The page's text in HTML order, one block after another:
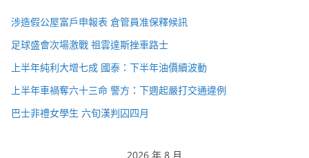
涉造假公屋富戶申報表 倉管員准保釋候訊
足球盛會次場激戰 祖雲達斯挫車路士
上半年純利大增七成 國泰：下半年油價續波動
上半年車禍奪六十三命 警方：下週起嚴打交通違例
巴士非禮女學生 六旬漢判囚四月
2026 年 8 月